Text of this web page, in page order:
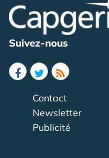
Suivez-nous
Contact
Newsletter
Publicité